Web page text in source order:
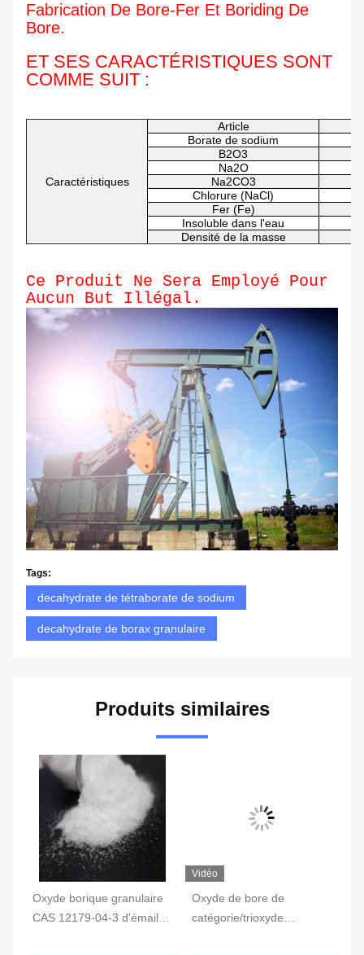
Fabrication De Bore-Fer Et Boriding De
Bore.
ET SES CARACTÉRISTIQUES SONT
COMME SUIT :
Caractéristiques
Article
Borate de sodium
B2O3
Na2O
Na2CO3
Chlorure (NaCl)
Fer (Fe)
Insoluble dans l'eau
Densité de la masse
Ce Produit Ne Sera Employé Pour
Aucun But Illégal.
Tags:
decahydrate de tétraborate de sodium
decahydrate de borax granulaire
Produits similaires
Oxyde borique granulaire
CAS 12179-04-3 d'émail
Vidéo
Oxyde de bore de
catégorie/trioxyde